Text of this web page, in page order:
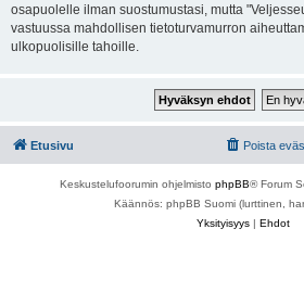
osapuolelle ilman suostumustasi, mutta
vastuussa mahdollisen tietoturvamurron
ulkopuolisille tahoille.
Etusivu Poista
Keskustelufoorumin ohjelmisto phpBB® Forum
Käännös: phpBB Suomi (lurttinen,
Yksityisyys | Ehdot